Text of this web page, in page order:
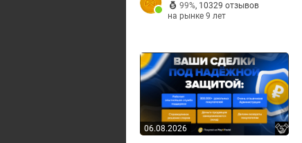
99%, 10329 отзывов
на рынке 9 лет
06.08.2026